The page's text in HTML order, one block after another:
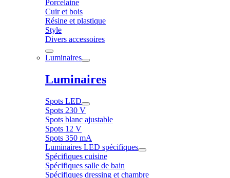
Porcelaine
Cuir et bois
Résine et plastique
Style
Divers accessoires
Luminaires
Luminaires
Spots LED
Spots 230 V
Spots blanc ajustable
Spots 12 V
Spots 350 mA
Luminaires LED spécifiques
Spécifiques cuisine
Spécifiques salle de bain
Spécifiques dressing et chambre